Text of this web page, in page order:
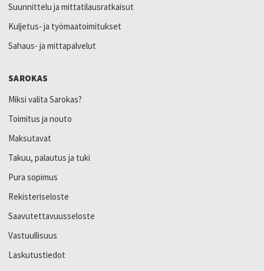
Suunnittelu ja mittatilausratkaisut
Kuljetus- ja työmaatoimitukset
Sahaus- ja mittapalvelut
SAROKAS
Miksi valita Sarokas?
Toimitus ja nouto
Maksutavat
Takuu, palautus ja tuki
Pura sopimus
Rekisteriseloste
Saavutettavuusseloste
Vastuullisuus
Laskutustiedot